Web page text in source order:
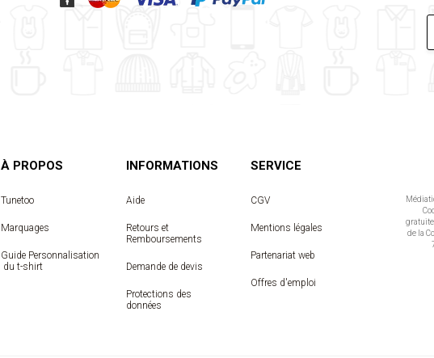
À PROPOS
Tunetoo
Marquages
Guide Personnalisation
du t-shirt
INFORMATIONS
Aide
Retours et
Remboursements
Demande de devis
Protections des
données
SERVICE
CGV
Mentions légales
Partenariat web
Offres d'emploi
de la